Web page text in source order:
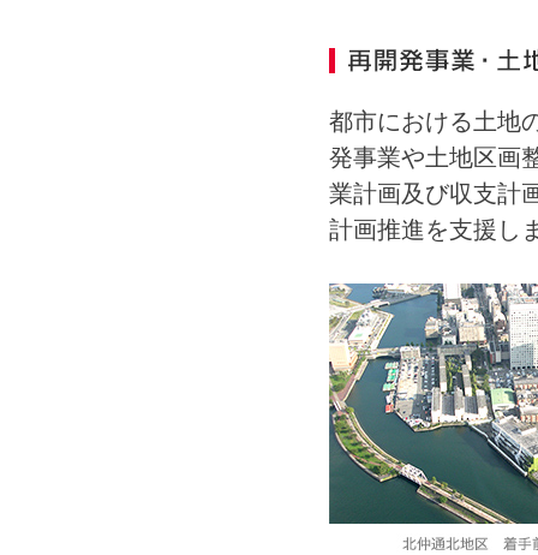
都市における土地
発事業や土地区画
業計画及び収支計
計画推進を支援し